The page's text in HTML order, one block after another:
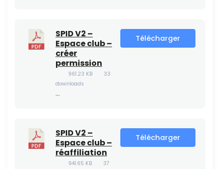
SPID V2 –
Espace club –
créer
permission
961.23 KB
33
downloads
…
Télécharger
SPID V2 –
Espace club –
réaffiliation
941.65 KB
37
Télécharger